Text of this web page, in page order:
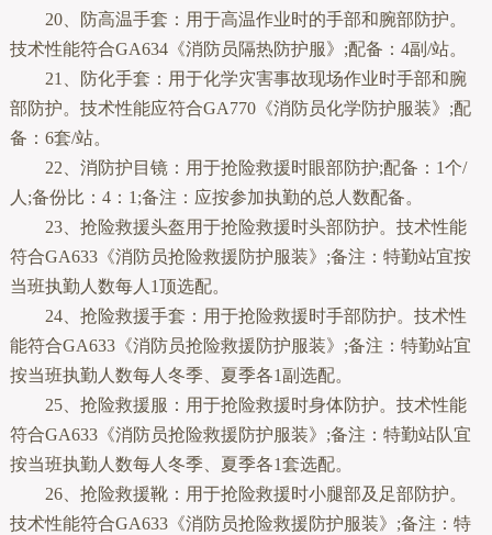
20、防高温手套：用于高温作业时的手部和腕部防护。
技术性能符合GA634《消防员隔热防护服》;配备：4副/站。
21、防化手套：用于化学灾害事故现场作业时手部和腕
部防护。技术性能应符合GA770《消防员化学防护服装》;配
备：6套/站。
22、消防护目镜：用于抢险救援时眼部防护;配备：1个/
人;备份比：4：1;备注：应按参加执勤的总人数配备。
23、抢险救援头盔用于抢险救援时头部防护。技术性能
符合GA633《消防员抢险救援防护服装》;备注：特勤站宜按
当班执勤人数每人1顶选配。
24、抢险救援手套：用于抢险救援时手部防护。技术性
能符合GA633《消防员抢险救援防护服装》;备注：特勤站宜
按当班执勤人数每人冬季、夏季各1副选配。
25、抢险救援服：用于抢险救援时身体防护。技术性能
符合GA633《消防员抢险救援防护服装》;备注：特勤站队宜
按当班执勤人数每人冬季、夏季各1套选配。
26、抢险救援靴：用于抢险救援时小腿部及足部防护。
技术性能符合GA633《消防员抢险救援防护服装》;备注：特